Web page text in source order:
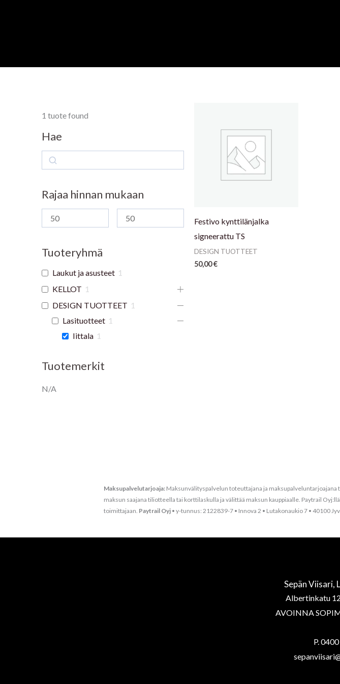
1 tuote found
Hae
Search
Rajaa hinnan mukaan
Tuoteryhmä
Laukut ja asusteet 1
KELLOT 1
DESIGN TUOTTEET 1
Lasituotteet 1
Iittala 1
Tuotemerkit
N/A
Festivo kynttilänjalka
signeerattu TS
DESIGN TUOTTEET
50,00€
Maksupalvelutarjoaja: Maksunvälityspalvelun toteuttajana ja
maksun saajana tiliotteella tai korttilaskulla ja välittää maksun kauppiaalle. Paytrail
toimittajaan. Paytrail Oyj • y-tunnus: 2122839-7 • Innova 2 • Lutakonaukio 7 • 40100
Sepän Viisari,
Albertinkatu
AVOINNA
P.